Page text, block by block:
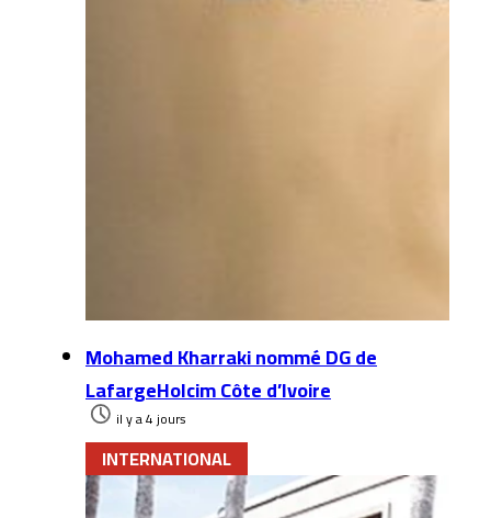
Mohamed Kharraki nommé DG de
LafargeHolcim Côte d’Ivoire
il y a 4 jours
INTERNATIONAL